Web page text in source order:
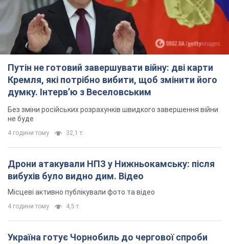
Путін не готовий завершувати війну: дві карти
Кремля, які потрібно вибити, щоб змінити його
думку. Інтерв’ю з Веселовським
Без зміни російських розрахунків швидкого завершення війни
не буде
4 години тому 32,1 т.
Дрони атакували НПЗ у Нижньокамську: після
вибухів було видно дим. Відео
Місцеві активно публікували фото та відео
4 години тому 4,5 т.
Україна готує Чорнобиль до чергової спроби